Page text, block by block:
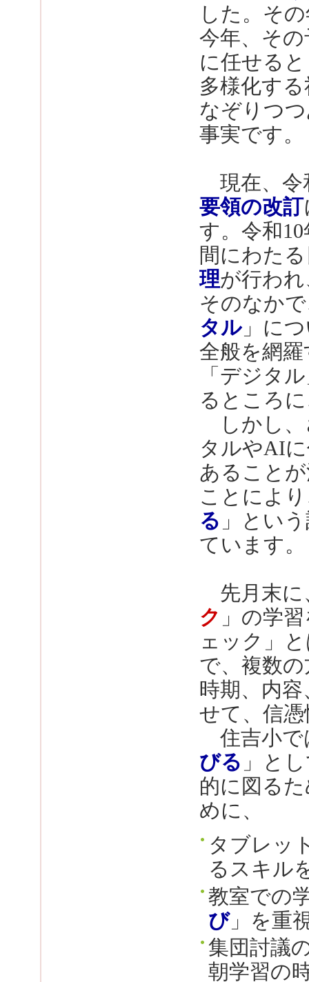
した。そ
今年、そ
に任せる
多様化す
なぞりつ
事実です。
現在、令
要領の改訂
す。令和
間にわた
理が行わ
そのなか
タル」に
全般を網
「デジタ
るところ
しかし、
タルやAI
あること
ことによ
る 」とい
ています。
先月末に
ク 」の学
ェック」
で、複数
時期、内
せて、信
住吉小で
びる 」と
的に図る
めに、
タブレッ
るスキル
教室での
び」を重
集団討議
朝学習の